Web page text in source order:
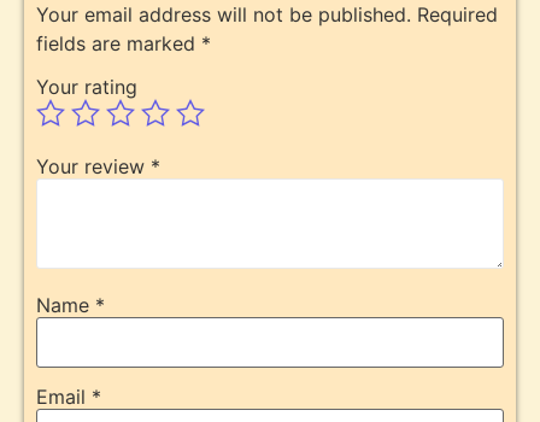
Your email address will not be published. Required
fields are marked *
Your rating
Your review *
Name *
Email *